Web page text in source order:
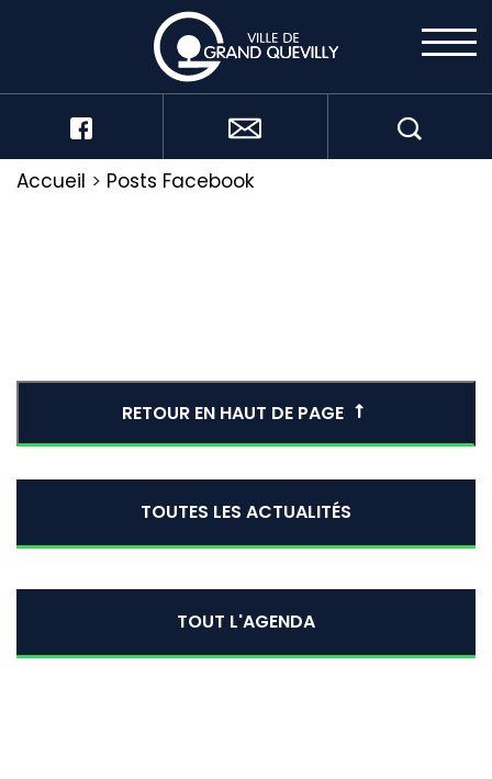
Accueil > Posts Facebook
RETOUR EN HAUT DE PAGE
TOUTES LES ACTUALITÉS
TOUT L'AGENDA